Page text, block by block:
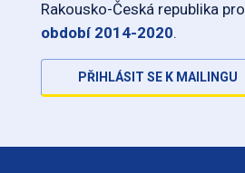
Rakousko-Česká republika pro
období 2014-2020.
PŘIHLÁSIT SE K MAILINGU